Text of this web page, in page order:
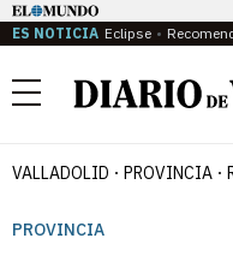
ES NOTICIA Eclipse
Menú
VALLADOLID PROVINCIA
PROVINCIA